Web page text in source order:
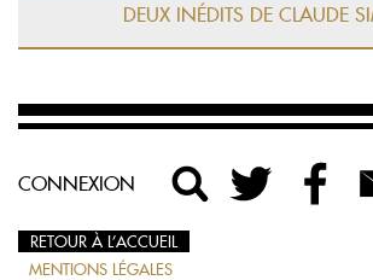
DEUX INÉDITS DE CLAUDE
CONNEXION
RETOUR À L’ACCUEIL
MENTIONS LÉGALES